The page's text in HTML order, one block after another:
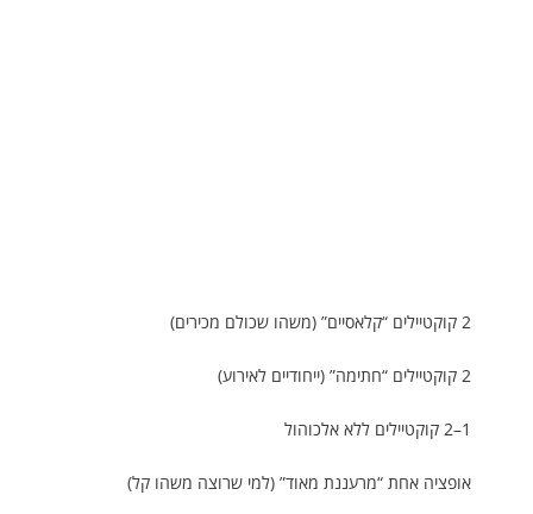
2 קוקטיילים “קלאסיים” (משהו שכולם מכירים)
2 קוקטיילים “חתימה” (ייחודיים לאירוע)
1–2 קוקטיילים ללא אלכוהול
אופציה אחת “מרעננת מאוד” (למי שרוצה משהו קל)